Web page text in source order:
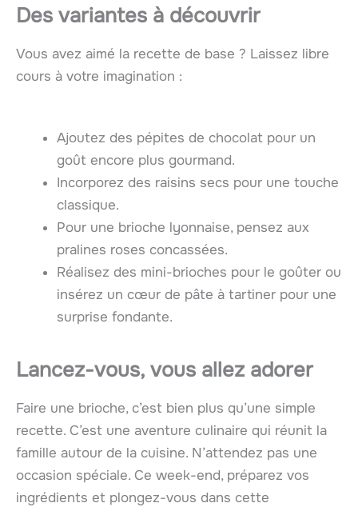
Des variantes à découvrir
Vous avez aimé la recette de base ? Laissez libre
cours à votre imagination :
Ajoutez des pépites de chocolat pour un
goût encore plus gourmand.
Incorporez des raisins secs pour une touche
classique.
Pour une brioche lyonnaise, pensez aux
pralines roses concassées.
Réalisez des mini-brioches pour le goûter ou
insérez un cœur de pâte à tartiner pour une
surprise fondante.
Lancez-vous, vous allez adorer
Faire une brioche, c’est bien plus qu’une simple
recette. C’est une aventure culinaire qui réunit la
famille autour de la cuisine. N’attendez pas une
occasion spéciale. Ce week-end, préparez vos
ingrédients et plongez-vous dans cette